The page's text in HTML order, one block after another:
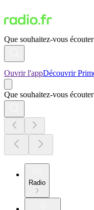
Que souhaitez-vous
Ouvrir l'appDécouvrir
Que souhaitez-vous
Radio